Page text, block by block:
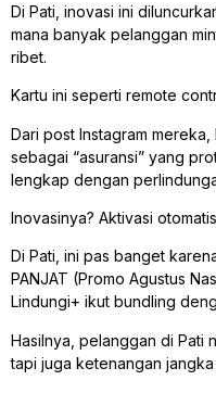
Di Pati, inovasi ini
mana banyak pelanggan
ribet.
Kartu ini seperti remote
Dari post Instagram
sebagai “asuransi” yang
lengkap dengan
Inovasinya? Aktivasi
Di Pati, ini pas banget
PANJAT (Promo Agustus
Lindungi+ ikut bundling
Hasilnya, pelanggan di Pati
tapi juga ketenangan